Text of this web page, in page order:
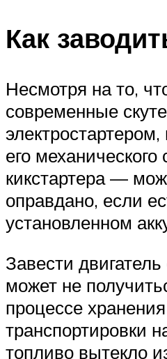
Как
Несмотря на то,
современные
его
кикстартера —
оправдано, если
установленном
Завести
может не
процессе
транспортировки
топливо вытекло